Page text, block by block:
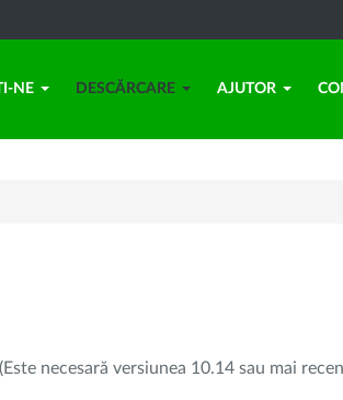
NE DESCĂRCARE AJUTOR
necesară versiunea 10.14 sau mai